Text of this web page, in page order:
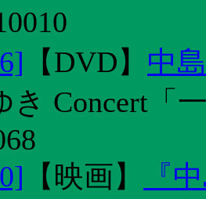
【DVD】 中
き Concert
【 映画】
『